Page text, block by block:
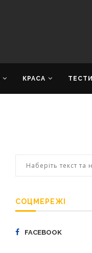
КРАСА ТЕСТИ
СОЦМЕРЕЖІ
FACEBOOK